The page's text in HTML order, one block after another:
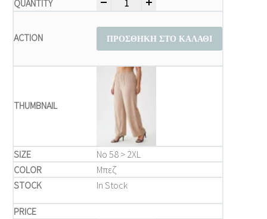
ΠΡΟΣΘΉΚΗ ΣΤΟ ΚΑΛΆΘΙ
Νο 58 > 2XL
Μπεζ
In Stock